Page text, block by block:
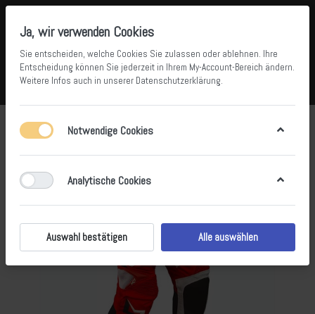
Menü Anmelden Vergleichen Wunschliste
Ja, wir verwenden Cookies
Sie entscheiden, welche Cookies Sie zulassen oder ablehnen. Ihre
Entscheidung können Sie jederzeit in Ihrem My-Account-Bereich ändern.
Weitere Infos auch in unserer Datenschutzerklärung.
Notwendige Cookies
Analytische Cookies
Auswahl bestätigen Alle auswählen